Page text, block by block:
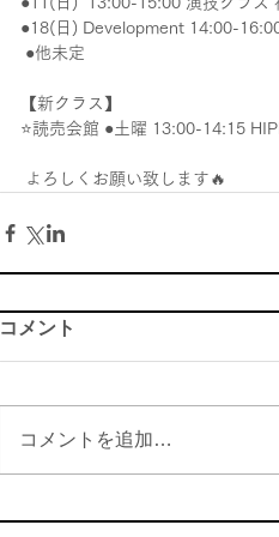
●18(日) Development 14:00-
●他未定
【新クラス】
⭐️読売会館 ●土曜 13:00-14:15
よろしくお願い致します🔥
コメント
コメントを追加…